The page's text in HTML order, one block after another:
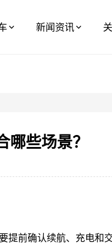
新闻资讯
些场景？
前确认续航、充电和